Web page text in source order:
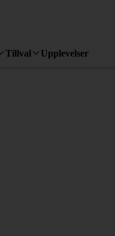
Tillval Upplevelser